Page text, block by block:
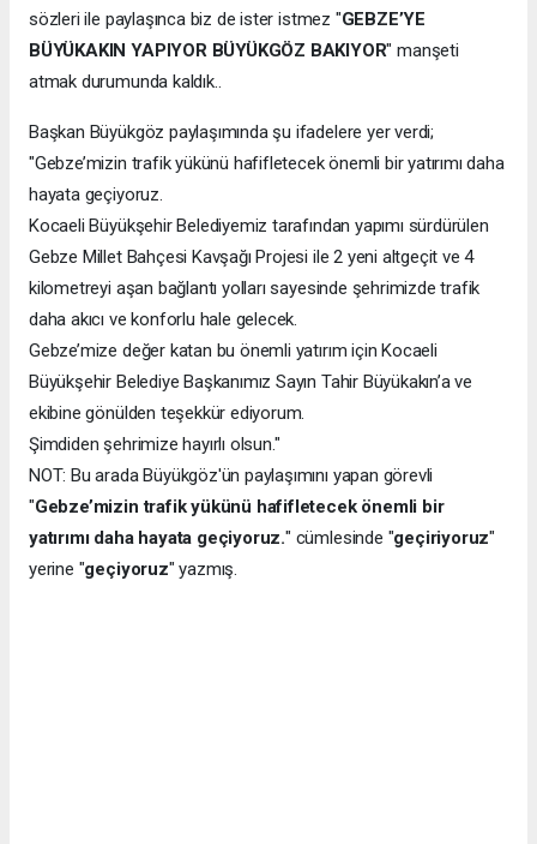
sözleri ile paylaşınca biz de ister istmez "GEBZE’YE
BÜYÜKAKIN YAPIYOR BÜYÜKGÖZ BAKIYOR" manşeti
atmak durumunda kaldık..
Başkan Büyükgöz paylaşımında şu ifadelere yer verdi;
"Gebze’mizin trafik yükünü hafifletecek önemli bir yatırımı daha
hayata geçiyoruz.
Kocaeli Büyükşehir Belediyemiz tarafından yapımı sürdürülen
Gebze Millet Bahçesi Kavşağı Projesi ile 2 yeni altgeçit ve 4
kilometreyi aşan bağlantı yolları sayesinde şehrimizde trafik
daha akıcı ve konforlu hale gelecek.
Gebze’mize değer katan bu önemli yatırım için Kocaeli
Büyükşehir Belediye Başkanımız Sayın Tahir Büyükakın’a ve
ekibine gönülden teşekkür ediyorum.
Şimdiden şehrimize hayırlı olsun."
NOT: Bu arada Büyükgöz'ün paylaşımını yapan görevli
"Gebze’mizin trafik yükünü hafifletecek önemli bir
yatırımı daha hayata geçiyoruz." cümlesinde "geçiriyoruz"
yerine "geçiyoruz" yazmış.